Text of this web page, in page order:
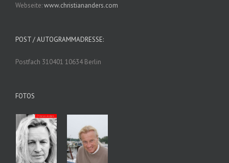
Webseite:www.christiananders.com
POST / AUTOGRAMMADRESSE:
Postfach 310401 10634 Berlin
FOTOS